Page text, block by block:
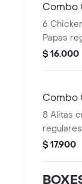
Combo
6
Papas
bucket
$ 16.000
Combo
8 Alitas
bucket a
$ 17.900